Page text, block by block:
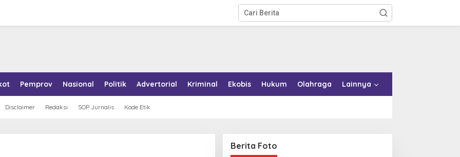
Pemprov Nasional Politik Advertorial Kriminal Ekobis Hukum Olahraga Lainnya
Disclaimer Redaksi SOP Jurnalis Kode Etik
Berita Foto